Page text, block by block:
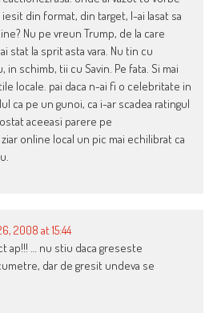
iesit din format, din target, l-ai lasat sa
Nu pe vreun Trump, de la care
stat la sprit asta vara. Nu tin cu
in schimb, tii cu Savin. Pe fata. Si mai
locale. pai daca n-ai fi o celebritate in
ca pe un gunoi, ca i-ar scadea ratingul
aceeasi parere pe
online local un pic mai echilibrat ca
2008 at 15:44
ap!!! … nu stiu daca greseste
dar de gresit undeva se